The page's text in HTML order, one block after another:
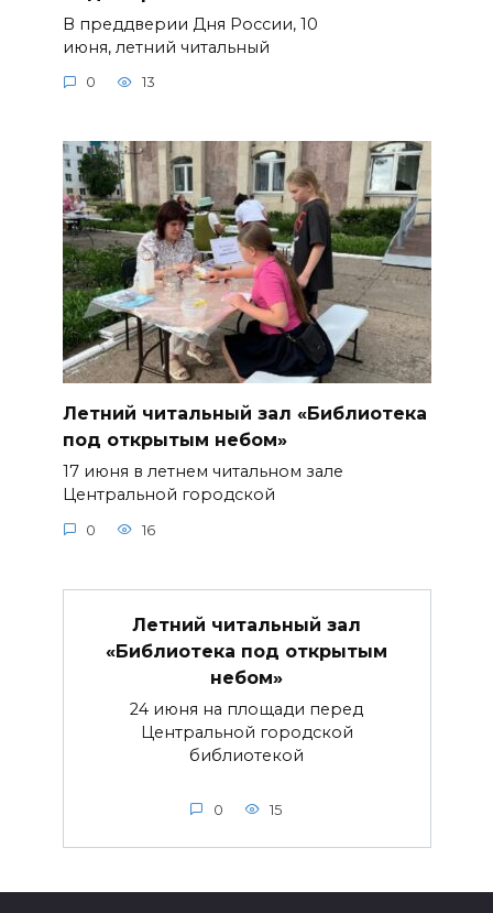
В преддверии Дня России, 10
июня, летний читальный
0 13
Летний читальный зал «Библиотека
под открытым небом»
17 июня в летнем читальном зале
Центральной городской
0 16
Летний читальный зал
«Библиотека под открытым
небом»
24 июня на площади перед
Центральной городской
библиотекой
0 15